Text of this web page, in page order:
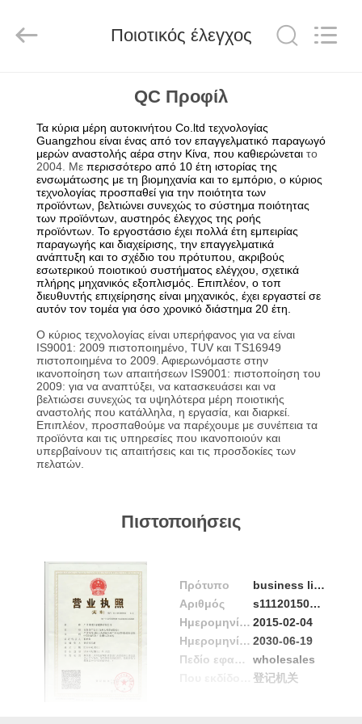
ΠΡΟΪΌΝΤΑ
ΒΊΝΤΕΟ
ΣΧΕΤΙΚΆ
ΕΜΆΣ
ΞΕΝΆΓΗΣΗ
ΣΤΟ
ΕΡΓΟΣΤΆΣΙΟ
ΕΛΕΓΧΟΣ
ΠΟΙΌΤΗΤΑΣ
ΕΠΙΚΟΙΝΩΝΉΣΤΕ
ΖΗΤΉΣΤΕ
parts
co.ltd.
Ποιοτικός έλεγχος
QC Προφίλ
Τα κύρια μέρη αυτοκινήτου Co.ltd τεχνολογίας
Guangzhou είναι ένας από τον επαγγελματικό παραγωγό
μερών αναστολής αέρα στην Κίνα, που καθιερώνεται το
2004. Με περισσότερο από 10 έτη ιστορίας της
ενσωμάτωσης με τη βιομηχανία και το εμπόριο, ο κύριος
τεχνολογίας προσπαθεί για την ποιότητα των
προϊόντων, βελτιώνει συνεχώς το σύστημα ποιότητας
των προϊόντων, αυστηρός έλεγχος της ροής
προϊόντων. Το εργοστάσιο έχει πολλά έτη εμπειρίας
παραγωγής και διαχείρισης, την επαγγελματικά
ανάπτυξη και το σχέδιο του πρότυπου, ακριβούς
εσωτερικού ποιοτικού συστήματος ελέγχου, σχετικά
πλήρης μηχανικός εξοπλισμός. Επιπλέον, ο τοπ
διευθυντής επιχείρησης είναι μηχανικός, έχει εργαστεί σε
αυτόν τον τομέα για όσο χρονικό διάστημα 20 έτη.
Ο κύριος τεχνολογίας είναι υπερήφανος για να είναι
IS9001: 2009 πιστοποιημένο, TUV και TS16949
πιστοποιημένα το 2009. Αφιερωνόμαστε στην
ικανοποίηση των απαιτήσεων IS9001: πιστοποίηση του
2009: για να αναπτύξει, να κατασκευάσει και να
βελτιώσει συνεχώς τα υψηλότερα μέρη ποιοτικής
αναστολής που κατάλληλα, η εργασία, και διαρκεί.
Επιπλέον, προσπαθούμε να παρέχουμε με συνέπεια τα
προϊόντα και τις υπηρεσίες που ικανοποιούν και
υπερβαίνουν τις απαιτήσεις και τις προσδοκίες των
πελατών.
Πιστοποιήσεις
Πρότυπο
business license
Αριθμός
s1112015009665
Ημερομηνία Έκδοσης 2015-02-04
Ημερομηνία λήξης 2030-06-19
Πεδίο εφαρμογής / Range
wholesales
登记机关